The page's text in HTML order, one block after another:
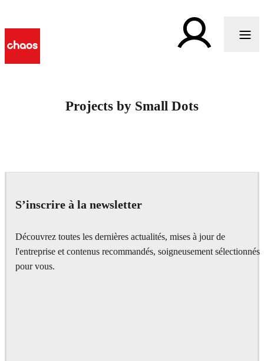
Projects by Small Dots
S’inscrire à la newsletter
Découvrez toutes les dernières actualités, mises à jour de
l'entreprise et contenus recommandés, soigneusement sélectionnés
pour vous.